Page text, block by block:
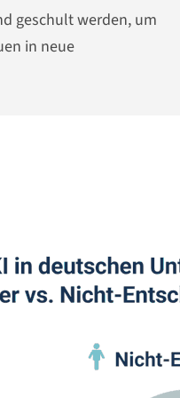
geschult werden, um
in neue